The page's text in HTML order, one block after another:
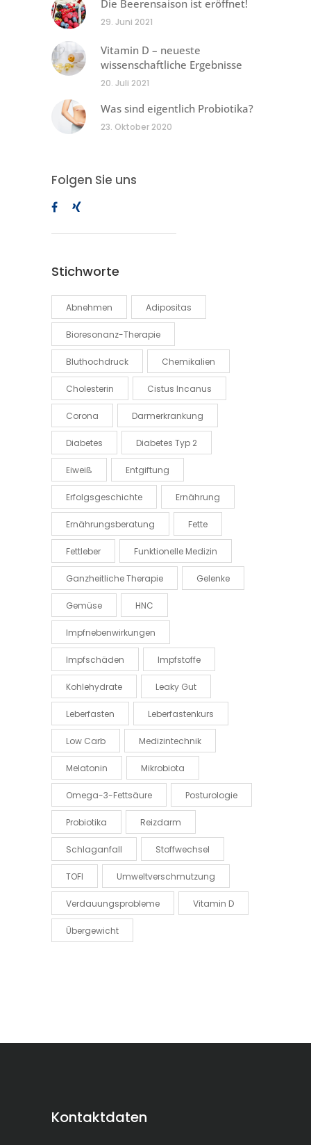
Die Beerensaison ist eröffnet!
29. Juni 2021
Vitamin D – neueste
wissenschaftliche Ergebnisse
20. Juli 2021
Was sind eigentlich Probiotika?
23. Oktober 2020
Folgen Sie uns
Stichworte
Abnehmen Adipositas
Bioresonanz-Therapie
Bluthochdruck Chemikalien
Cholesterin Cistus Incanus
Corona Darmerkrankung
Diabetes Diabetes Typ 2
Eiweiß Entgiftung
Erfolgsgeschichte Ernährung
Ernährungsberatung Fette
Fettleber Funktionelle Medizin
Ganzheitliche Therapie Gelenke
Gemüse HNC
Impfnebenwirkungen
Impfschäden Impfstoffe
Kohlehydrate Leaky Gut
Leberfasten Leberfastenkurs
Low Carb Medizintechnik
Melatonin Mikrobiota
Omega-3-Fettsäure Posturologie
Probiotika Reizdarm
Schlaganfall Stoffwechsel
TOFI Umweltverschmutzung
Verdauungsprobleme Vitamin D
Übergewicht
Kontaktdaten